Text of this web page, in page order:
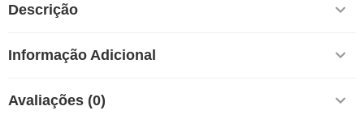
Descrição
Informação Adicional
Avaliações (0)